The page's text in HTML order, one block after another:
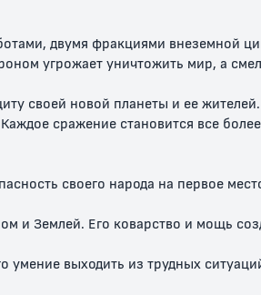
двумя фракциями внеземной
угрожает уничтожить мир, а
своей новой планеты и ее
сражение становится все
своего народа на первое
и Землей. Его коварство и мощь
выходить из трудных